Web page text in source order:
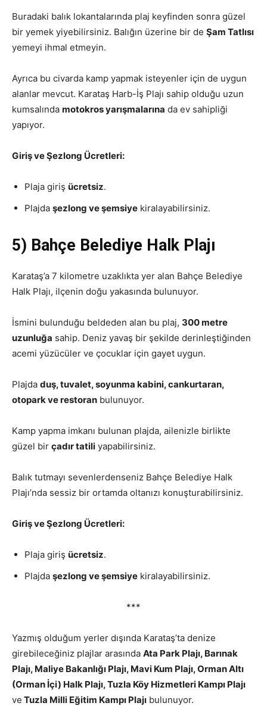
Buradaki balık lokantalarında plaj keyfinden sonra güzel
bir yemek yiyebilirsiniz. Balığın üzerine bir de Şam Tatlısı
yemeyi ihmal etmeyin.
Ayrıca bu civarda kamp yapmak isteyenler için de uygun
alanlar mevcut. Karataş Harb-İş Plajı sahip olduğu uzun
kumsalında motokros yarışmalarına da ev sahipliği
yapıyor.
Giriş ve Şezlong Ücretleri:
Plaja giriş ücretsiz.
Plajda şezlong ve şemsiye kiralayabilirsiniz.
5) Bahçe Belediye Halk Plajı
Karataş’a 7 kilometre uzaklıkta yer alan Bahçe Belediye
Halk Plajı, ilçenin doğu yakasında bulunuyor.
İsmini bulunduğu beldeden alan bu plaj, 300 metre
uzunluğa sahip. Deniz yavaş bir şekilde derinleştiğinden
acemi yüzücüler ve çocuklar için gayet uygun.
Plajda duş, tuvalet, soyunma kabini, cankurtaran,
otopark ve restoran bulunuyor.
Kamp yapma imkanı bulunan plajda, ailenizle birlikte
güzel bir çadır tatili yapabilirsiniz.
Balık tutmayı sevenlerdenseniz Bahçe Belediye Halk
Plajı’nda sessiz bir ortamda oltanızı konuşturabilirsiniz.
Giriş ve Şezlong Ücretleri:
Plaja giriş ücretsiz.
Plajda şezlong ve şemsiye kiralayabilirsiniz.
***
Yazmış olduğum yerler dışında Karataş’ta denize
girebileceğiniz plajlar arasında Ata Park Plajı, Barınak
Plajı, Maliye Bakanlığı Plajı, Mavi Kum Plajı, Orman Altı
(Orman İçi) Halk Plajı, Tuzla Köy Hizmetleri Kampı Plajı
ve Tuzla Milli Eğitim Kampı Plajı bulunuyor.